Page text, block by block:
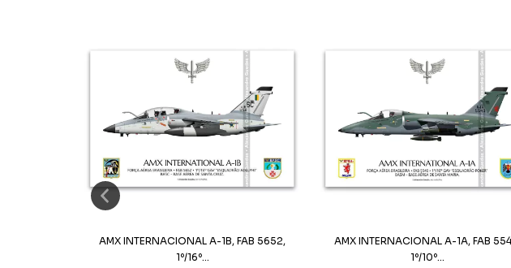
AMX INTERNACIONAL A-1B, FAB 5652,
1º/16º...
AMX INTERNACIONAL A-1A, FAB
1º/10º...